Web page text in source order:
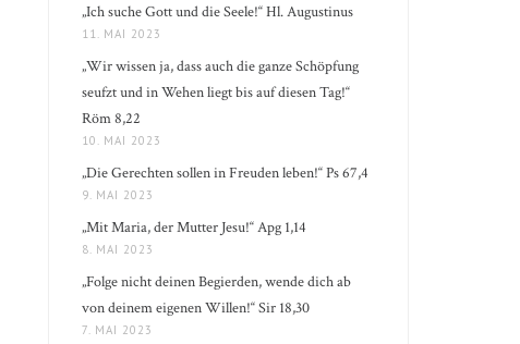
„Ich suche Gott und die Seele!“ Hl. Augustinus
11. MAI 2023
„Wir wissen ja, dass auch die ganze Schöpfung
seufzt und in Wehen liegt bis auf diesen Tag!“
Röm 8,22
10. MAI 2023
„Die Gerechten sollen in Freuden leben!“ Ps 67,4
9. MAI 2023
„Mit Maria, der Mutter Jesu!“ Apg 1,14
8. MAI 2023
„Folge nicht deinen Begierden, wende dich ab
von deinem eigenen Willen!“ Sir 18,30
7. MAI 2023